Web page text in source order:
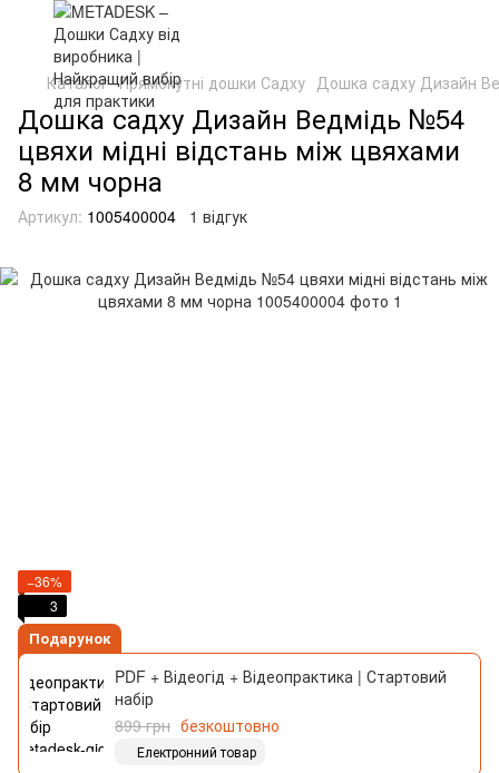
Каталог Прямокутні дошки Садху Дошка садху Дизайн
Дошка садху Дизайн Ведмідь №54
цвяхи мідні відстань між цвяхами
8 мм чорна
Артикул: 1005400004 1 відгук
−36%
3
Подарунок
PDF + Відеогід + Відеопрактика | Стартовий
набір
899 грн безкоштовно
Електронний товар